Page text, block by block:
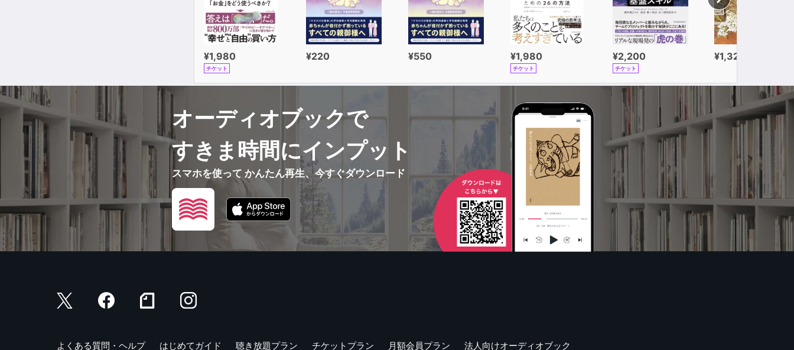
¥1,980
チケット
¥220 ¥550 ¥1,980
チケット
¥2,200
チケット
¥1,320
オーディオブックで
すきま時間にインプット
スマホを使って かんたん再生、今すぐダウンロード
よくある質問・ヘルプ はじめてガイド 聴き放題プラン チケットプラン 月額会員プラン 法人向けオーディオブック